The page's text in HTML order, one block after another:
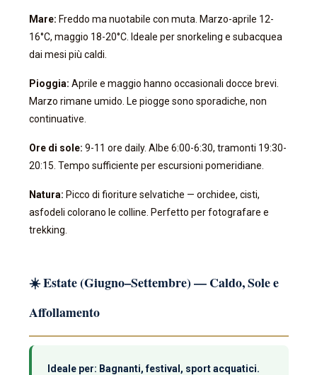
Mare: Freddo ma nuotabile con muta. Marzo-aprile 12-
16°C, maggio 18-20°C. Ideale per snorkeling e subacquea
dai mesi più caldi.
Pioggia: Aprile e maggio hanno occasionali docce brevi.
Marzo rimane umido. Le piogge sono sporadiche, non
continuative.
Ore di sole: 9-11 ore daily. Albe 6:00-6:30, tramonti 19:30-
20:15. Tempo sufficiente per escursioni pomeridiane.
Natura: Picco di fioriture selvatiche — orchidee, cisti,
asfodeli colorano le colline. Perfetto per fotografare e
trekking.
☀️ Estate (Giugno–Settembre) — Caldo, Sole e
Affollamento
Ideale per: Bagnanti, festival, sport acquatici.